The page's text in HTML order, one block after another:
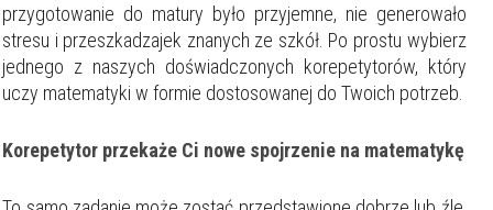
przygotowanie do matury było przyjemne, nie generowało
stresu i przeszkadzajek znanych ze szkół. Po prostu wybierz
jednego z naszych doświadczonych korepetytorów, który
uczy matematyki w formie dostosowanej do Twoich potrzeb.
Korepetytor przekaże Ci nowe spojrzenie na matematykę